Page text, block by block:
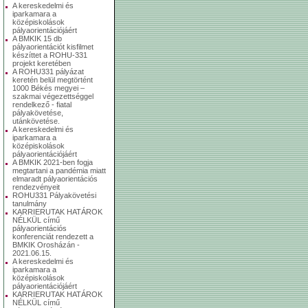
A kereskedelmi és
iparkamara a
középiskolások
pályaorientációjáért
A BMKIK 15 db
pályaorientációt kisfilmet
készíttet a ROHU-331
projekt keretében
A ROHU331 pályázat
keretén belül megtörtént
1000 Békés megyei –
szakmai végezettséggel
rendelkező - fiatal
pályakövetése,
utánkövetése.
A kereskedelmi és
iparkamara a
középiskolások
pályaorientációjáért
A BMKIK 2021-ben fogja
megtartani a pandémia miatt
elmaradt pályaorientációs
rendezvényeit
ROHU331 Pályakövetési
tanulmány
KARRIERUTAK HATÁROK
NÉLKÜL című
pályaorientációs
konferenciát rendezett a
BMKIK Orosházán -
2021.06.15.
A kereskedelmi és
iparkamara a
középiskolások
pályaorientációjáért
KARRIERUTAK HATÁROK
NÉLKÜL című